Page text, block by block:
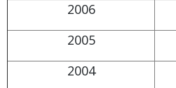
2006
2005
2004